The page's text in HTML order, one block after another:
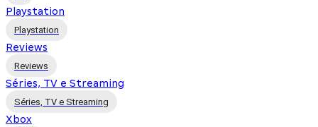
Playstation
Playstation
Reviews
Reviews
Séries, TV e Streaming
Séries, TV e Streaming
Xbox